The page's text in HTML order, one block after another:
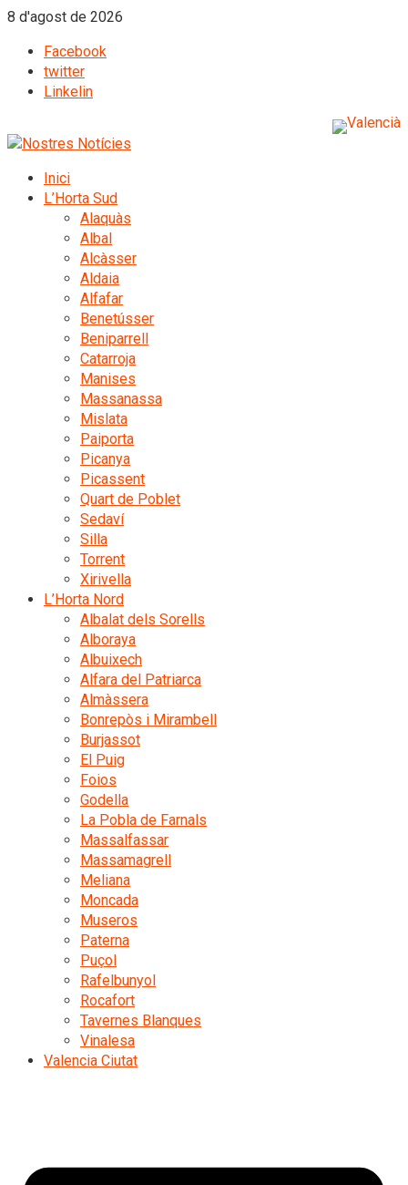
8 d'agost de 2026
Facebook
twitter
Linkelin
Inici
L’Horta Sud
Alaquàs
Albal
Alcàsser
Aldaia
Alfafar
Benetússer
Beniparrell
Catarroja
Manises
Massanassa
Mislata
Paiporta
Picanya
Picassent
Quart de Poblet
Sedaví
Silla
Torrent
Xirivella
L’Horta Nord
Albalat dels Sorells
Alboraya
Albuixech
Alfara del Patriarca
Almàssera
Bonrepòs i Mirambell
Burjassot
El Puig
Foios
Godella
La Pobla de Farnals
Massalfassar
Massamagrell
Meliana
Moncada
Museros
Paterna
Puçol
Rafelbunyol
Rocafort
Tavernes Blanques
Vinalesa
Valencia Ciutat